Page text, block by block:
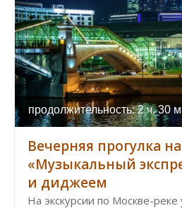
продолжительность: 2 ч. 30
Вечерняя прогулка
«Музыкальный
и диджеем
На экскурсии по Москве-реке